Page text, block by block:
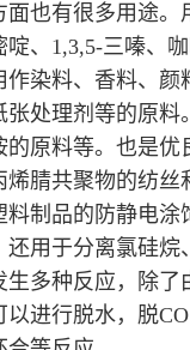
面也有很多用途。
、1,3,5-三嗪、咖
作染料、香料、颜
张处理剂等的原料
的原料等。也是优
烯腈共聚物的纺丝
料制品的防静电涂
用于分离氯硅烷
生多种反应，除了
以进行脱水，脱